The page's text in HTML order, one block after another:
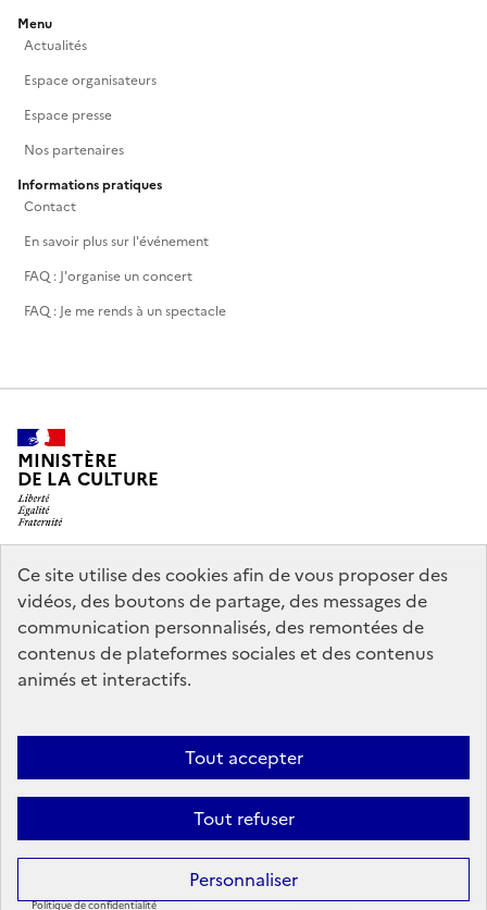
Ce site utilise des cookies afin de vous proposer des
vidéos, des boutons de partage, des messages de
communication personnalisés, des remontées de
contenus de plateformes sociales et des contenus
animés et interactifs.
Tout accepter
Tout refuser
Personnaliser
Politique de confidentialité
Menu
Actualités
Espace organisateurs
Espace presse
Nos partenaires
Informations pratiques
Contact
En savoir plus sur l'événement
FAQ : J'organise un concert
FAQ : Je me rends à un spectacle
MINISTÈRE
DE LA CULTURE
legifrance.gouv.fr
info.gouv.fr
service-public.gouv.fr
data.gouv.fr
Accessibilité : partiellement conforme
Politique générale de
Mentions légales
témoins de connexion (cookies)
Crédits
Sauf mention contraire, tous les contenus de ce site sont sous